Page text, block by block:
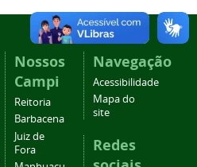
Nossos
Campi
Reitoria
Barbacena
Juiz de
Fora
Navegação
Acessibilidade
Mapa do
site
Redes